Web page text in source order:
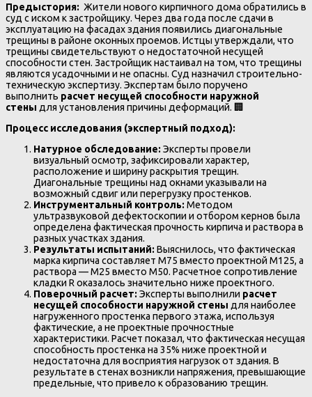
Предыстория: Жители нового кирпичного дома обратились в
суд с иском к застройщику. Через два года после сдачи в
эксплуатацию на фасадах здания появились диагональные
трещины в районе оконных проемов. Истцы утверждали, что
трещины свидетельствуют о недостаточной несущей
способности стен. Застройщик настаивал на том, что трещины
являются усадочными и не опасны. Суд назначил строительно-
техническую экспертизу. Экспертам было поручено
выполнить расчет несущей способности наружной
стены для установления причины деформаций. 🏢
Процесс исследования (экспертный подход):
Натурное обследование:Эксперты провели
визуальный осмотр, зафиксировали характер,
расположение и ширину раскрытия трещин.
Диагональные трещины над окнами указывали на
возможный сдвиг или перегрузку простенков.
Инструментальный контроль:Методом
ультразвуковой дефектоскопии и отбором кернов была
определена фактическая прочность кирпича и раствора в
разных участках здания.
Результаты испытаний:Выяснилось, что фактическая
марка кирпича составляет М75 вместо проектной М125, а
раствора — М25 вместо М50. Расчетное сопротивление
кладки R оказалось значительно ниже проектного.
Поверочный расчет:Эксперты выполнили расчет
несущей способности наружной стены для наиболее
нагруженного простенка первого этажа, используя
фактические, а не проектные прочностные
характеристики. Расчет показал, что фактическая несущая
способность простенка на 35% ниже проектной и
недостаточна для восприятия нагрузок от здания. В
результате в стенах возникли напряжения, превышающие
предельные, что привело к образованию трещин.